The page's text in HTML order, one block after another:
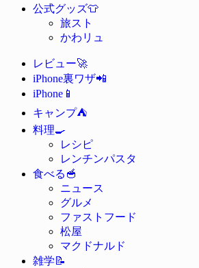
公式グッズ👕
旅スト
かわリュ
レビュー🚀
iPhone裏ワザ📲
iPhone 📱
キャンプ⛺
料理🍳
レシピ
レンチンパスタ
食べる 🥣
ニュース
グルメ
ファストフード
松屋
マクドナルド
雑学📝